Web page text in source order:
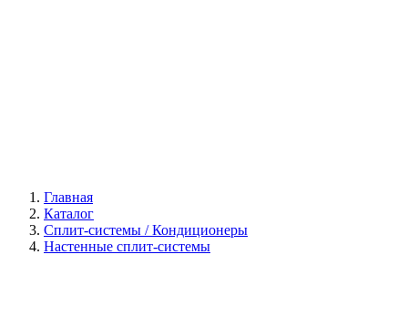
Главная
Каталог
Сплит-системы / Кондиционеры
Настенные сплит-системы